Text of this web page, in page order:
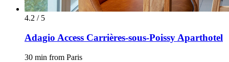
4.2 / 5
Adagio Access Carrières-sous-Poissy Aparthotel
30 min from Paris